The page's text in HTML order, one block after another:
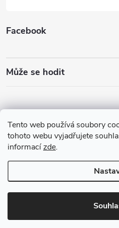
Tento web používá soubory
tohoto webu vyjadřujete
informacízde.
Facebook
Může se hodit
Copyright 2026Best4Run Běžecká